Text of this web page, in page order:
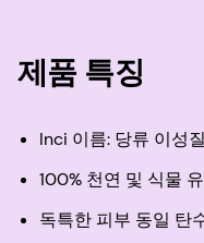
제품 특징
Inci 이름: 당류 이성
100% 천연 및 식물
독특한 피부 동일 탄